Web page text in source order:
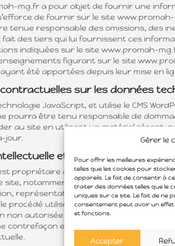
Gérer le
Pour offrir les meilleures
telles que les cookies pour
appareils. Le fait de consentir à
traiter des données telles que le
uniques sur ce site. Le fait de ne
consentement peut avoir un
et fonctions.
Accepter
mg.fr a pour objet de fournir une
s’efforce de fournir sur le site
tenue responsable des omissions, des
des tiers qui lui fournissent ces
indiquées sur le site www.promah-
figurant sur le site
été apportées depuis leur mise en
sur les données
JavaScript, et utilise le CMS
pourra être tenu responsable de
au site en utilisant un matériel
jour.
et contrefaçons
est propriétaire des droits de propriété
site, notamment les textes, images,
représentation, modification,
procédé utilisé, est interdite, sauf
non autorisée du site ou de l’un
contrefaçon et poursuivie